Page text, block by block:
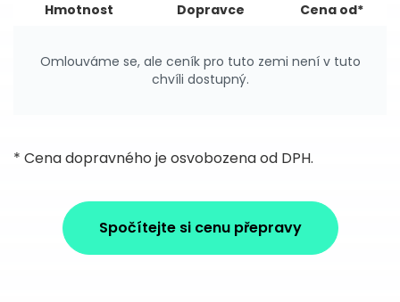
Hmotnost Dopravce Cena od*
Omlouváme se, ale ceník pro tuto zemi není v tuto
chvíli dostupný.
* Cena dopravného je osvobozena od DPH.
Spočítejte si cenu přepravy